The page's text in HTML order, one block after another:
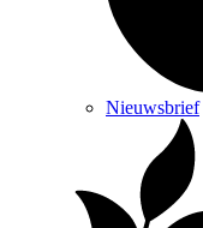
Nieuwsbrief